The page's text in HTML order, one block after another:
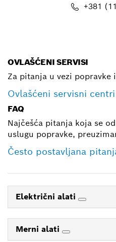
+381
OVLAŠĆENI SERVISI
Za pitanja u vezi popravke
Ovlašćeni servisni centri
FAQ
Najčešća pitanja koja se
uslugu popravke,
Često postavljana
Električni alati
Merni alati